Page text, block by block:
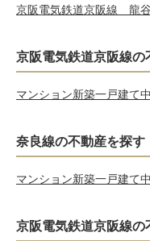
京阪電気鉄道京阪線 龍
京阪電気鉄道京阪線の
マンション新築一戸建て
奈良線の不動産を探す
マンション新築一戸建て
京阪電気鉄道京阪線の